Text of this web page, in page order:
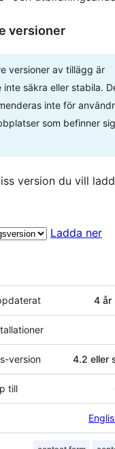
versioner
versioner av tillägg är
inte säkra eller stabila.
inte för
som befinner
version du vill
Ladda ner
4 år
version 4.2 eller
till